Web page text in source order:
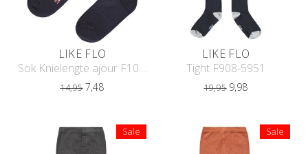
LIKE FLO
Sok Knielengte ajour F102-5901
14,95 7,48
LIKE FLO
Tight F908-5951
19,95 9,98
Sale Sale